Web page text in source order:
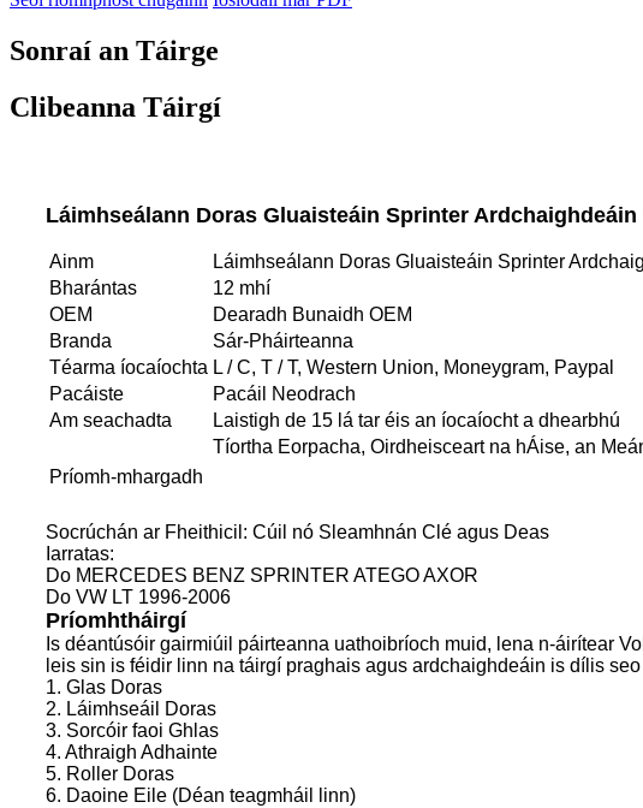
Sonraí an Táirge
Clibeanna Táirgí
Láimhseálann Doras Gluaisteáin Sprinter
Ainm
Láimhseálann Doras Gluaisteáin Sprinter
Bharántas
12 mhí
OEM
Dearadh Bunaidh OEM
Branda
Sár-Pháirteanna
Téarma íocaíochta L / C, T / T, Western Union, Moneygram, Paypal
Pacáiste
Pacáil Neodrach
Am seachadta
Laistigh de 15 lá tar éis an íocaíocht a dhearbhú
Príomh-mhargadh
Tíortha Eorpacha, Oirdheisceart na hÁise, an
Socrúchán ar Fheithicil: Cúil nó Sleamhnán Clé agus Deas
Iarratas:
Do MERCEDES BENZ SPRINTER ATEGO AXOR
Do VW LT 1996-2006
Príomhtháirgí
Is déantúsóir gairmiúil páirteanna uathoibríoch muid, lena n-áirítear
leis sin is féidir linn na táirgí praghais agus ardchaighdeáin is dílis
1. Glas Doras
2. Láimhseáil Doras
3. Sorcóir faoi Ghlas
4. Athraigh Adhainte
5. Roller Doras
6. Daoine Eile (Déan teagmháil linn)